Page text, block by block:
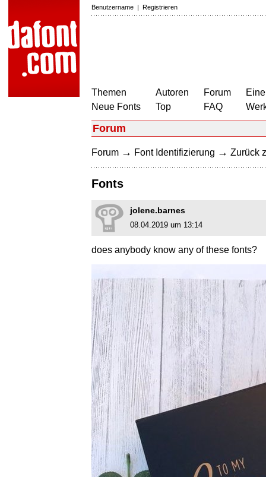
Benutzername | Registrieren
Themen
Neue Fonts
Autoren
Top
Forum
FAQ
Forum
Forum → Font Identifizierung → Zurück
Fonts
jolene.barnes
08.04.2019 um 13:14
does anybody know any of these fonts?